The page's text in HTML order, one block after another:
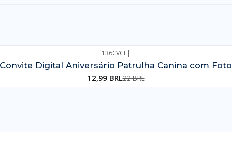
136CVCF|
Convite Digital Aniversário Patrulha Canina com Foto
12,99 BRL22 BRL